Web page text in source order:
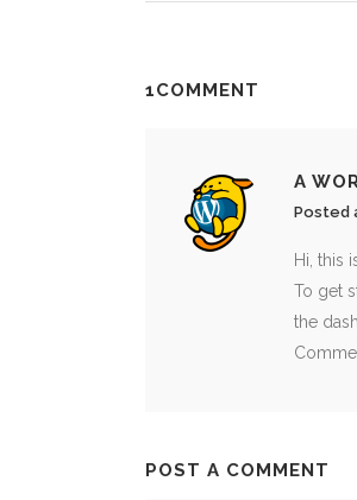
1COMMENT
A
Posted
Hi, this
To get
the
POST A COMMENT